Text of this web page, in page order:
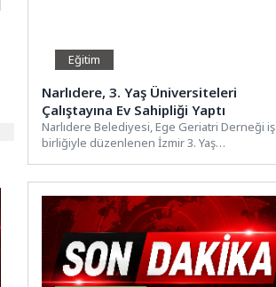
Eğitim
Narlıdere, 3. Yaş Üniversiteleri
Çalıştayına Ev Sahipliği Yaptı
Narlıdere Belediyesi, Ege Geriatri Derneği iş
birliğiyle düzenlenen İzmir 3. Yaş